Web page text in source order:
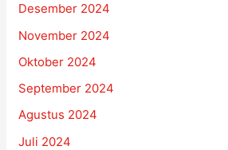
Desember 2024
November 2024
Oktober 2024
September 2024
Agustus 2024
Juli 2024